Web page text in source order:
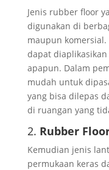
Jenis rubber floor
digunakan di
maupun
dapat
apapun. Dalam
mudah untuk
yang bisa dilepas
di ruangan yang
2. Rubber
Kemudian jenis
permukaan keras